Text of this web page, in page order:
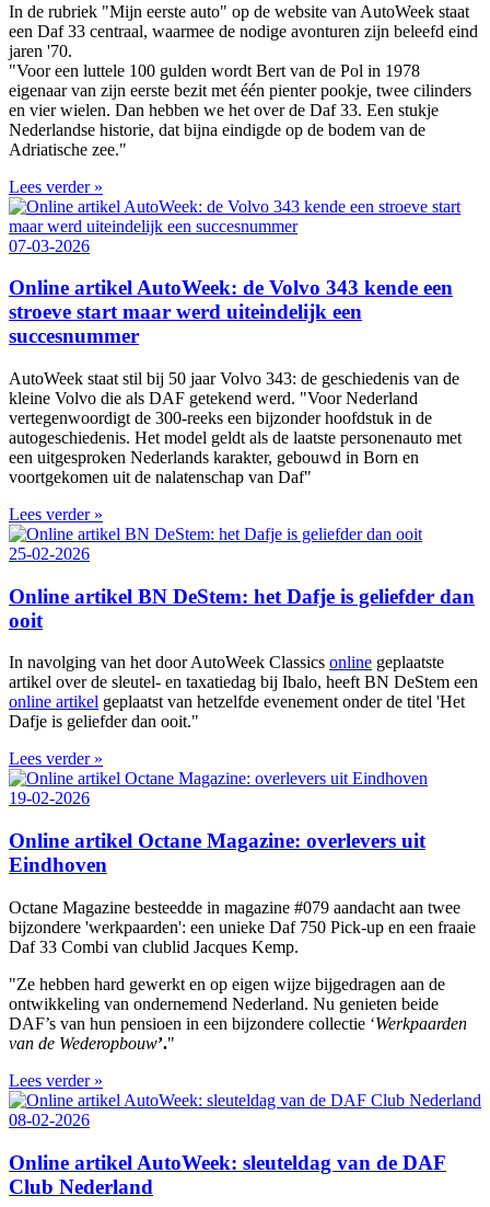
In de rubriek "Mijn eerste auto" op de website van AutoWeek staat
een Daf 33 centraal, waarmee de nodige avonturen zijn beleefd eind
jaren '70.
"Voor een luttele 100 gulden wordt Bert van de Pol in 1978
eigenaar van zijn eerste bezit met één pienter pookje, twee cilinders
en vier wielen. Dan hebben we het over de Daf 33. Een stukje
Nederlandse historie, dat bijna eindigde op de bodem van de
Adriatische zee."
Lees verder »
07-03-2026
Online artikel AutoWeek: de Volvo 343 kende een
stroeve start maar werd uiteindelijk een
succesnummer
AutoWeek staat stil bij 50 jaar Volvo 343: de geschiedenis van de
kleine Volvo die als DAF getekend werd. "Voor Nederland
vertegenwoordigt de 300‑reeks een bijzonder hoofdstuk in de
autogeschiedenis. Het model geldt als de laatste personenauto met
een uitgesproken Nederlands karakter, gebouwd in Born en
voortgekomen uit de nalatenschap van Daf"
Lees verder »
25-02-2026
Online artikel BN DeStem: het Dafje is geliefder dan
ooit
In navolging van het door AutoWeek Classics online geplaatste
artikel over de sleutel- en taxatiedag bij Ibalo, heeft BN DeStem een
online artikel geplaatst van hetzelfde evenement onder de titel 'Het
Dafje is geliefder dan ooit."
Lees verder »
19-02-2026
Online artikel Octane Magazine: overlevers uit
Eindhoven
Octane Magazine besteedde in magazine #079 aandacht aan twee
bijzondere 'werkpaarden': een unieke Daf 750 Pick-up en een fraaie
Daf 33 Combi van clublid Jacques Kemp.
"Ze hebben hard gewerkt en op eigen wijze bijgedragen aan de
ontwikkeling van ondernemend Nederland. Nu genieten beide
DAF’s van hun pensioen in een bijzondere collectie ‘Werkpaarden
van de Wederopbouw’."
Lees verder »
08-02-2026
Online artikel AutoWeek: sleuteldag van de DAF
Club Nederland